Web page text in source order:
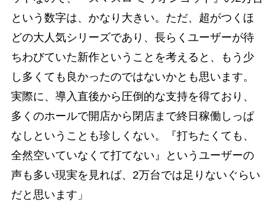
という数字は、かなり大きい。ただ、超がつくほ
どの大人気シリーズであり、長らくユーザーが待
ちわびていた新作ということを考えると、もう少
し多くても良かったのではないかとも思います。
実際に、導入直後から圧倒的な支持を得ており、
多くのホールで開店から閉店まで終日稼働しっぱ
なしということも珍しくない。『打ちたくても、
全然空いていなくて打てない』というユーザーの
声も多い現実を見れば、2万台では足りないぐらい
だと思います」